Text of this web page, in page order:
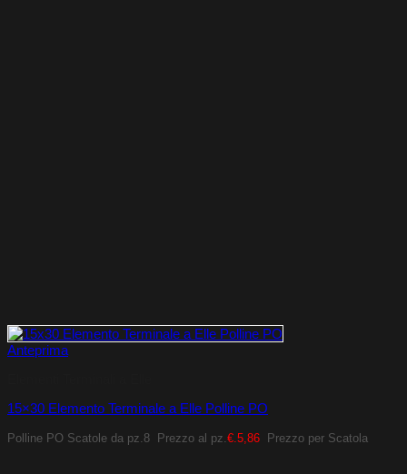
Anteprima
15×30 Elemento Terminale a Elle Polline PO
Polline PO Scatole da pz.8 Prezzo al pz.€.5,86 Prezzo per Scatola